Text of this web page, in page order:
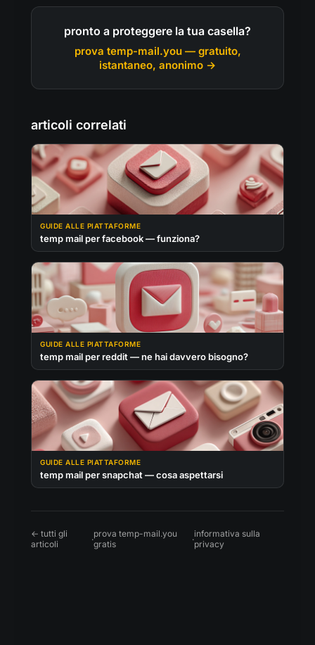
pronto a proteggere la tua casella?
prova temp-mail.you — gratuito,
istantaneo, anonimo →
articoli correlati
GUIDE ALLE PIATTAFORME
temp mail per facebook — funziona?
GUIDE ALLE PIATTAFORME
temp mail per reddit — ne hai davvero bisogno?
GUIDE ALLE PIATTAFORME
temp mail per snapchat — cosa aspettarsi
← tutti gli
articoli
·prova temp-mail.you
gratis
·informativa sulla
privacy